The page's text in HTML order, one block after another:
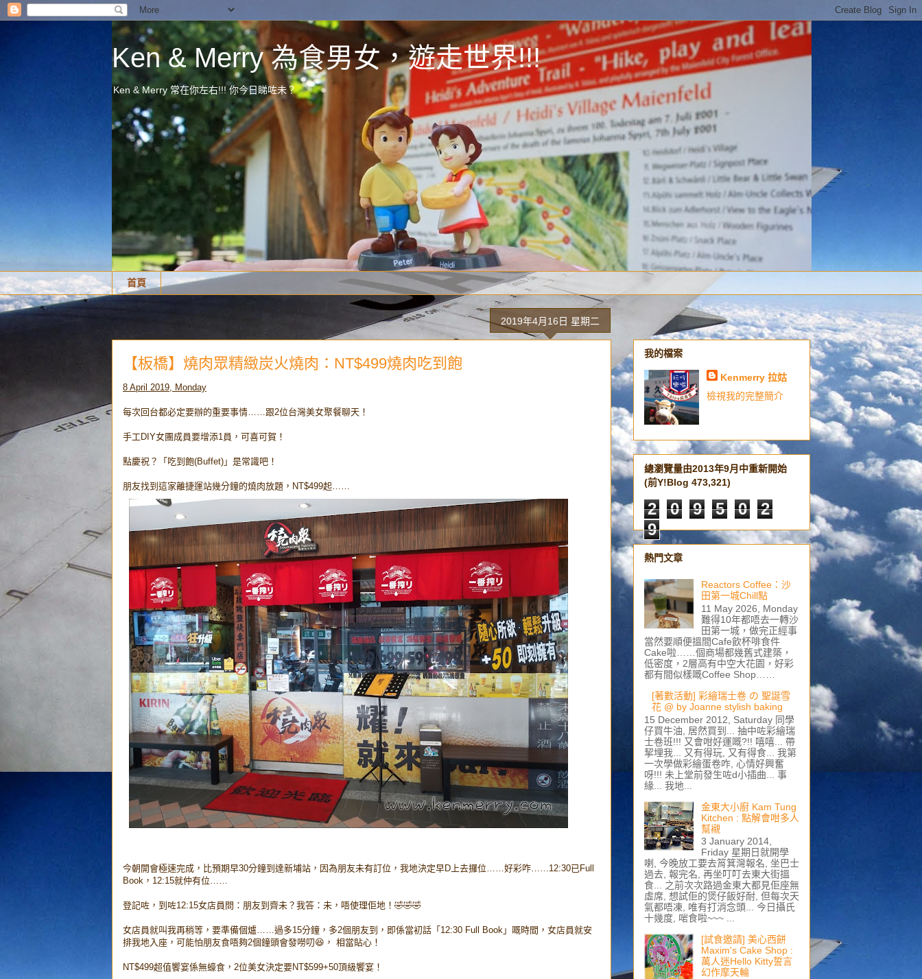
Ken & Merry 為食男女，遊走世界!!!
Ken & Merry 常在你左右!!! 你今日睇咗未？
首頁
2019年4月16日 星期二
【板橋】燒肉眾精緻炭火燒肉：NT$499燒肉吃到飽
8 April 2019, Monday
每次回台都必定要辦的重要事情……跟2位台灣美女聚餐聊天！
手工DIY女團成員要增添1員，可喜可賀！
點慶祝？「吃到飽(Buffet)」是常識吧！
朋友找到這家離捷運站幾分鐘的燒肉放題，NT$499起……
今朝開會極速完成，比預期早30分鐘到達新埔站，因為朋友未有訂位，我地決定早D上去攞位……好彩咋……12:30已Full
Book，12:15就仲有位……
登記咗，到咗12:15女店員問：朋友到齊未？我答：未，唔使理佢地！🤣🤣🤣
女店員就叫我再稍等，要準備個爐……過多15分鐘，多2個朋友到，即係當初話「12:30 Full Book」嘅時間，女店員就安
排我地入座，可能怕朋友食唔夠2個鐘頭會發嘮叨😆， 相當貼心！
NT$499超值饗宴係無蠔食，2位美女決定要NT$599+50頂級饗宴！
我的檔案
Kenmerry 拉姑
檢視我的完整簡介
總瀏覽量由2013年9月中重新開始
(前Y!Blog 473,321)
2 0 9 5 0
2
9
熱門文章
Reactors Coffee：沙
田第一城Chill點
11 May 2026, Monday
難得10年都唔去一轉沙
田第一城，做完正經事
當然要順便搵間Cafe飲杯啡食件
Cake啦……個商場都幾舊式建築，
低密度，2層高有中空大花園，好彩
都有間似樣嘅Coffee Shop……
[著數活動] 彩繪瑞士卷 の 聖誕雪
花 @ by Joanne stylish baking
15 December 2012, Saturday 同學
仔買牛油, 居然買到... 抽中咗彩繪瑞
士卷班!!! 又會咁好運嘅?!! 嘻嘻... 帶
挈埋我... 又有得玩, 又有得食... 我第
一次學做彩繪蛋卷咋, 心情好興奮
呀!!! 未上堂前發生咗d小插曲... 事
緣... 我地...
金東大小廚 Kam Tung
Kitchen : 點解會咁多人
幫襯
3 January 2014,
Friday 星期日就開學
喇, 今晚放工要去筲箕灣報名, 坐巴士
過去, 報完名, 再坐叮叮去東大街搵
食... 之前次次路過金東大都見佢座無
虛席, 想試佢的煲仔飯好耐, 但每次天
氣都唔凍, 唯有打消念頭... 今日攝氏
十幾度, 啱食啦~~~ ...
[試食邀請] 美心西餅
Maxim's Cake Shop :
萬人迷Hello Kitty誓言
幻作摩天輪